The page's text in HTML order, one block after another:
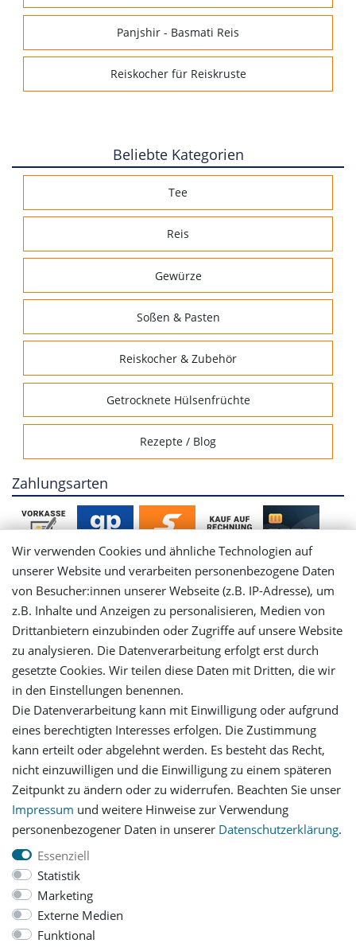
Panjshir - Basmati Reis
Reiskocher für Reiskruste
Beliebte Kategorien
Tee
Reis
Gewürze
Soßen & Pasten
Reiskocher & Zubehör
Getrocknete Hülsenfrüchte
Rezepte / Blog
Zahlungsarten
Mein Konto
Login
Registrieren
Versandinformationen
Let's stay connected
Impressum
Wir verwenden Cookies und ähnliche Technologien auf
unserer Website und verarbeiten personenbezogene Daten
von Besucher:innen unserer Webseite (z.B. IP-Adresse), um
z.B. Inhalte und Anzeigen zu personalisieren, Medien von
Drittanbietern einzubinden oder Zugriffe auf unsere Website
zu analysieren. Die Datenverarbeitung erfolgt erst durch
gesetzte Cookies. Wir teilen diese Daten mit Dritten, die wir
in den Einstellungen benennen.
Die Datenverarbeitung kann mit Einwilligung oder aufgrund
eines berechtigten Interesses erfolgen. Die Zustimmung
kann erteilt oder abgelehnt werden. Es besteht das Recht,
nicht einzuwilligen und die Einwilligung zu einem späteren
Zeitpunkt zu ändern oder zu widerrufen. Beachten Sie unser
Impressum und weitere Hinweise zur Verwendung
personenbezogener Daten in unserer Daten­schutz­erklärung.
Essenziell
Statistik
Marketing
Externe Medien
Funktional